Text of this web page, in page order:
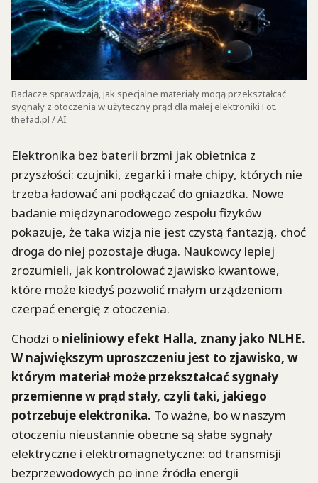
Badacze sprawdzają, jak specjalne materiały mogą przekształcać
sygnały z otoczenia w użyteczny prąd dla małej elektroniki Fot.
thefad.pl / AI
Elektronika bez baterii brzmi jak obietnica z
przyszłości: czujniki, zegarki i małe chipy, których nie
trzeba ładować ani podłączać do gniazdka. Nowe
badanie międzynarodowego zespołu fizyków
pokazuje, że taka wizja nie jest czystą fantazją, choć
droga do niej pozostaje długa. Naukowcy lepiej
zrozumieli, jak kontrolować zjawisko kwantowe,
które może kiedyś pozwolić małym urządzeniom
czerpać energię z otoczenia.
Chodzi o nieliniowy efekt Halla, znany jako NLHE.
W największym uproszczeniu jest to zjawisko, w
którym materiał może przekształcać sygnały
przemienne w prąd stały, czyli taki, jakiego
potrzebuje elektronika. To ważne, bo w naszym
otoczeniu nieustannie obecne są słabe sygnały
elektryczne i elektromagnetyczne: od transmisji
bezprzewodowych po inne źródła energii